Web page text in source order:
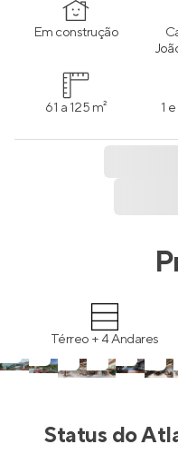
Em construção
61 a 125 m² 1
Térreo + 4 Andares
Status do